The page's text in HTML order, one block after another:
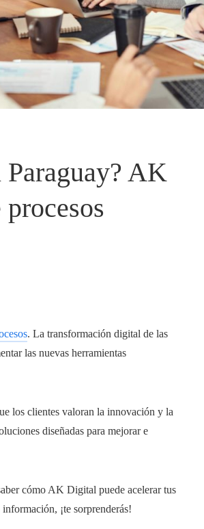
AK
. La transformación digital de las
las nuevas herramientas
los clientes valoran la innovación y la
diseñadas para mejorar e
cómo AK Digital puede acelerar tus
¡te sorprenderás!